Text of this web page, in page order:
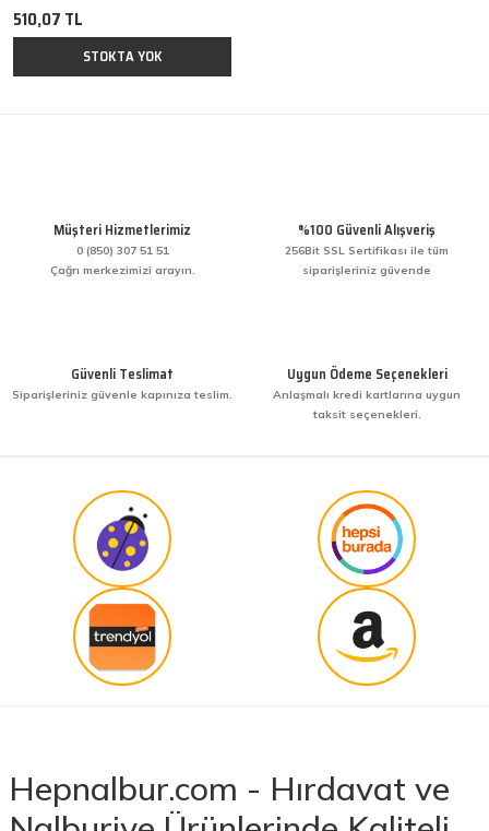
510,07 TL
STOKTA YOK
Müşteri Hizmetlerimiz
0 (850) 307 51 51
Çağrı merkezimizi arayın.
%100 Güvenli Alışveriş
256Bit SSL Sertifikası ile tüm
siparişleriniz güvende
Güvenli Teslimat
Siparişleriniz güvenle kapınıza teslim.
Uygun Ödeme Seçenekleri
Anlaşmalı kredi kartlarına uygun
taksit seçenekleri.
Hepnalbur.com - Hırdavat ve